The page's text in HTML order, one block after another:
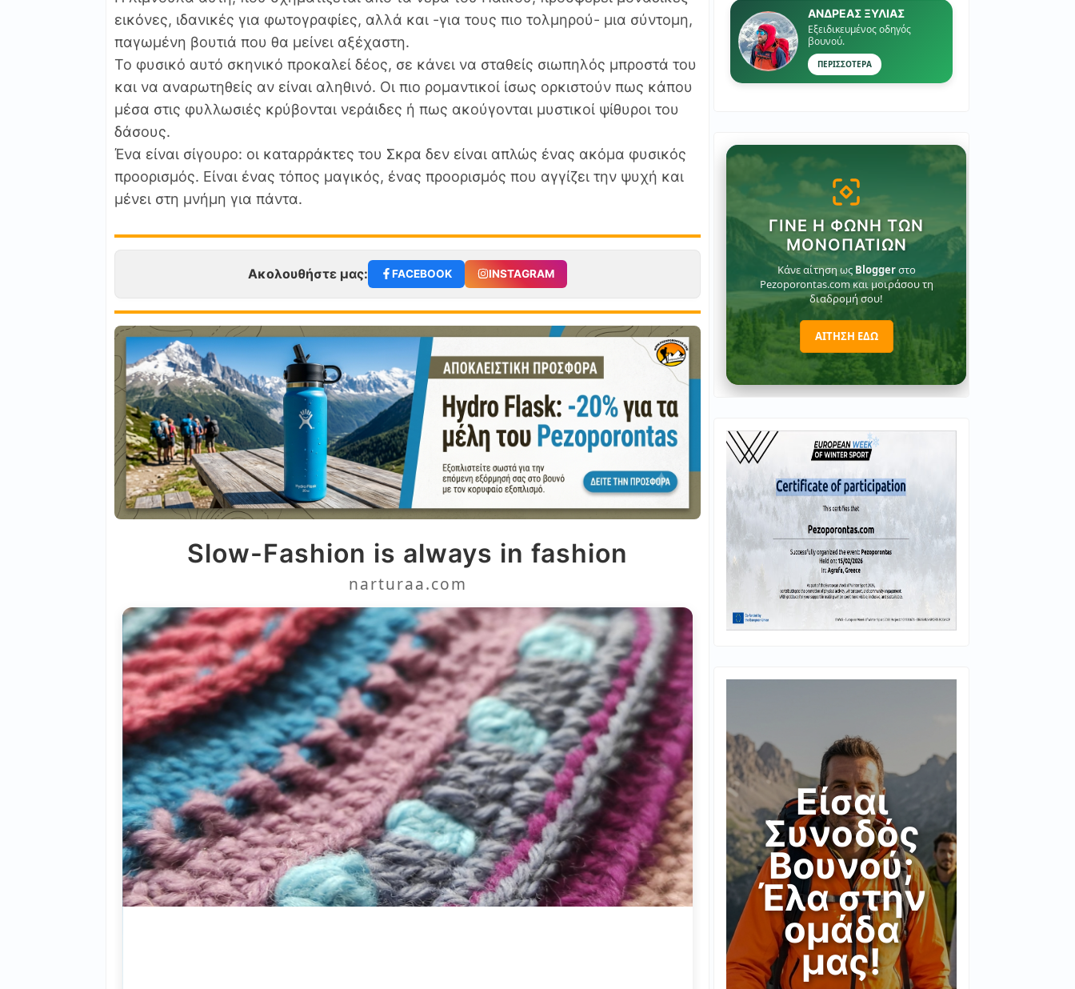
εικόνες, ιδανικές για φωτογραφίες, αλλά και -για τους πιο τολμηρού- μια σύντομη,
παγωμένη βουτιά που θα μείνει αξέχαστη.
Το φυσικό αυτό σκηνικό προκαλεί δέος, σε κάνει να σταθείς σιωπηλός μπροστά του
και να αναρωτηθείς αν είναι αληθινό. Οι πιο ρομαντικοί ίσως ορκιστούν πως κάπου
μέσα στις φυλλωσιές κρύβονται νεράιδες ή πως ακούγονται μυστικοί ψίθυροι του
δάσους.
Ένα είναι σίγουρο: οι καταρράκτες του Σκρα δεν είναι απλώς ένας ακόμα φυσικός
προορισμός. Είναι ένας τόπος μαγικός, ένας προορισμός που αγγίζει την ψυχή και
μένει στη μνήμη για πάντα.
Ακολουθήστε μας: FACEBOOK INSTAGRAM
Slow-Fashion is always in fashion
narturaa.com
ΑΝΔΡΕΑΣ ΞΥΛΙΑΣ
Εξειδικευμένος οδηγός
βουνού.
ΠΕΡΙΣΣΟΤΕΡΑ
ΓΊΝΕ Η ΦΩΝΉ ΤΩΝ
ΜΟΝΟΠΑΤΙΏΝ
Κάνε αίτηση ως Bloggerστο
Pezoporontas.com και μοιράσου τη
διαδρομή σου!
ΑΙΤΗΣΗ ΕΔΩ
Είσαι
Συνοδός
Βουνού;
Έλα στην
ομάδα
μας!